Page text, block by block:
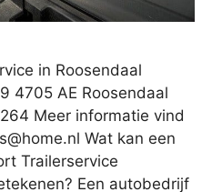
in Roosendaal
4705 AE Roosendaal
Meer informatie vind
Wat kan een
Trailerservice
Een autobedrijf